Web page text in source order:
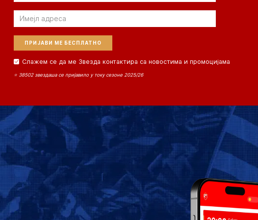
Email
Слажем се да ме Звезда контактира са новостима и промоцијама
⭐ 38502 звездаша се пријавило у току сезоне 2025/26